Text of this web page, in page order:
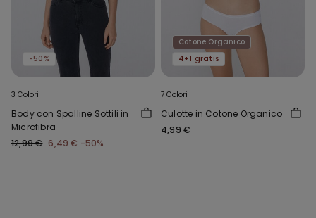
-50%
3 Colori
Body con Spalline Sottili in
Microfibra
12,99 € 6,49 € -50%
Cotone Organico
4+1 gratis
7 Colori
Culotte in Cotone Organico
4,99 €